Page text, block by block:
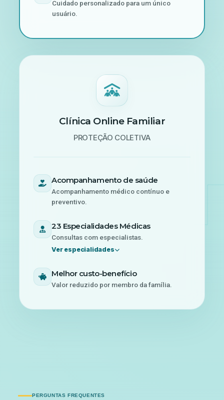
Cuidado personalizado para um único
usuário.
Clínica Online Familiar
PROTEÇÃO COLETIVA
Acompanhamento de saúde
Acompanhamento médico contínuo e
preventivo.
23 Especialidades Médicas
Consultas com especialistas.
Ver especialidades
Melhor custo-benefício
Valor reduzido por membro da família.
PERGUNTAS FREQUENTES